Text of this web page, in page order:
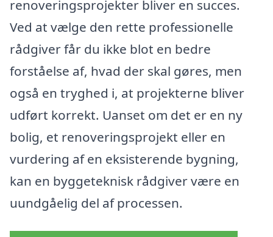
renoveringsprojekter bliver en succes.
Ved at vælge den rette professionelle
rådgiver får du ikke blot en bedre
forståelse af, hvad der skal gøres, men
også en tryghed i, at projekterne bliver
udført korrekt. Uanset om det er en ny
bolig, et renoveringsprojekt eller en
vurdering af en eksisterende bygning,
kan en byggeteknisk rådgiver være en
uundgåelig del af processen.